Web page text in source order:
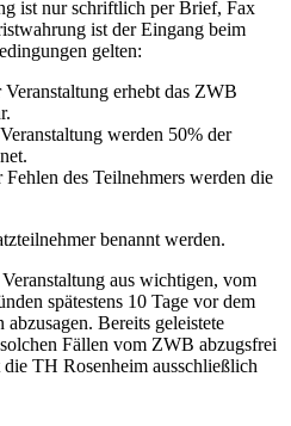
ist nur schriftlich per Brief, Fax
ist der Eingang beim
gelten:
erhebt das ZWB
werden 50% der
Fehlen des Teilnehmers werden die
benannt werden.
aus wichtigen, vom
spätestens 10 Tage vor dem
Bereits geleistete
Fällen vom ZWB abzugsfrei
TH Rosenheim ausschließlich